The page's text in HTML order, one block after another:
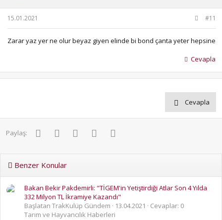
15.01.2021 #11
Zarar yaz yer ne olur beyaz giyen elinde bi bond çanta yeter hepsine
Cevapla
Cevapla
Paylaş: FacebookTwitter PinterestWhatsApp
Benzer Konular
Bakan Bekir Pakdemirli: "TİGEM'in Yetiştirdiği Atlar Son 4 Yılda
332 Milyon TL İkramiye Kazandı"
Başlatan TrakKulüp Gündem
13.04.2021
Cevaplar: 0
Tarım ve Hayvancılık Haberleri